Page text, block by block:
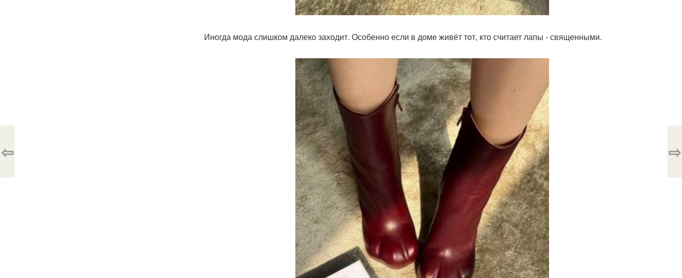
Иногда мода слишком далеко заходит. Особенно если в доме живёт тот, кто считает лапы - священными.
⇦ ⇨